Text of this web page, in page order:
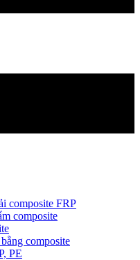
composite FRP
composite
composite
PE